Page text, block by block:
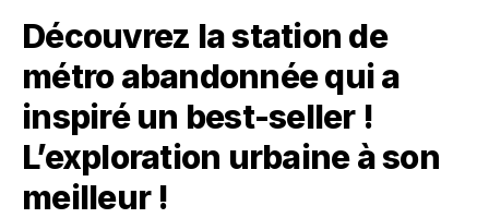
Découvrez la station de
métro abandonnée qui a
inspiré un best-seller !
L’exploration urbaine à son
meilleur !